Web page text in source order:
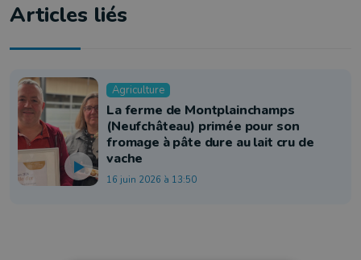
Articles liés
Agriculture
La ferme de Montplainchamps
(Neufchâteau) primée pour son
fromage à pâte dure au lait cru de
vache
16 juin 2026 à 13:50